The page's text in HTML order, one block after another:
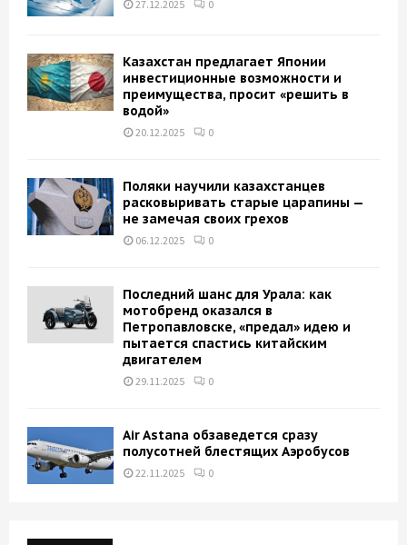
27.12.2025 0
Казахстан предлагает Японии
инвестиционные возможности и
преимущества, просит «решить в
водой»
20.12.2025 0
Поляки научили казахстанцев
расковыривать старые царапины —
не замечая своих грехов
06.12.2025 0
Последний шанс для Урала: как
мотобренд оказался в
Петропавловске, «предал» идею и
пытается спастись китайским
двигателем
29.11.2025 0
Air Astana обзаведется сразу
полусотней блестящих Аэробусов
22.11.2025 0